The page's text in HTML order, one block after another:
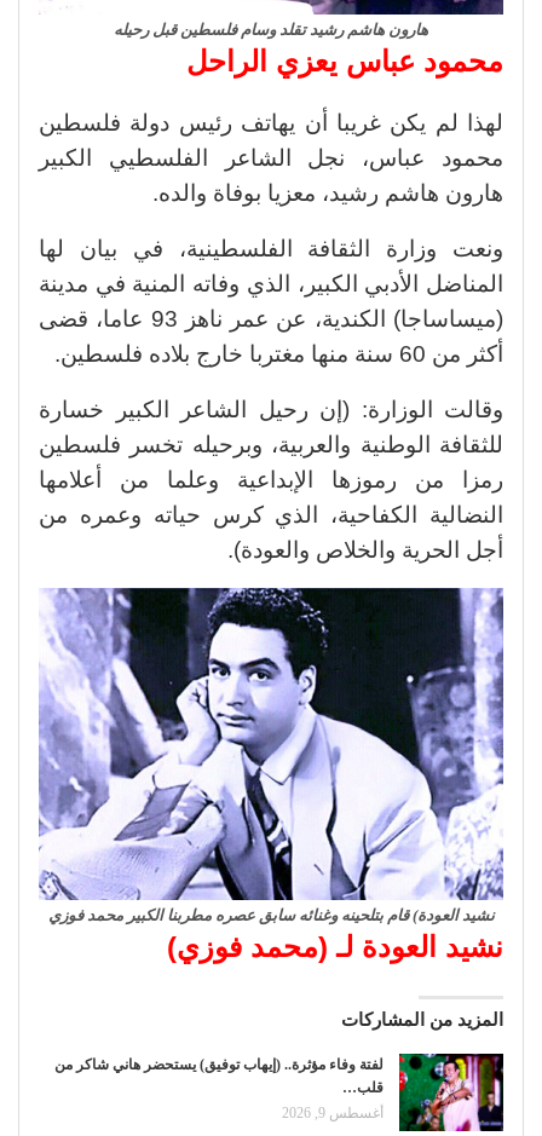
هارون هاشم رشيد تقلد وسام فلسطين قبل رحيله
محمود عباس يعزي الراحل
لهذا لم يكن غريبا أن يهاتف رئيس دولة فلسطين
محمود عباس، نجل الشاعر الفلسطيي الكبير
هارون هاشم رشيد، معزيا بوفاة والده.
ونعت وزارة الثقافة الفلسطينية، في بيان لها
المناضل الأدبي الكبير، الذي وفاته المنية في مدينة
(ميساساجا) الكندية، عن عمر ناهز 93 عاما، قضى
أكثر من 60 سنة منها مغتربا خارج بلاده فلسطين.
وقالت الوزارة: (إن رحيل الشاعر الكبير خسارة
للثقافة الوطنية والعربية، وبرحيله تخسر فلسطين
رمزا من رموزها الإبداعية وعلما من أعلامها
النضالية الكفاحية، الذي كرس حياته وعمره من
أجل الحرية والخلاص والعودة).
نشيد العودة) قام بتلحينه وغنائه سابق عصره مطربنا الكبير محمد فوزي
نشيد العودة لـ (محمد فوزي)
المزيد من المشاركات
لفتة وفاء مؤثرة.. (إيهاب توفيق) يستحضر هاني شاكر من
قلب…
أغسطس 9, 2026